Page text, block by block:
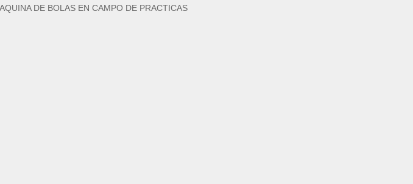
DE BOLAS EN CAMPO DE PRACTICAS